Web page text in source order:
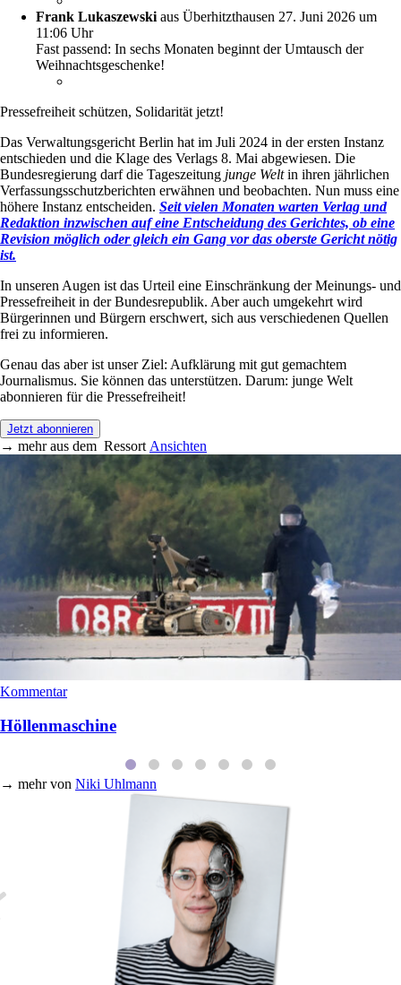
Frank Lukaszewski aus Überhitzthausen 27. Juni 2026 um
11:06 Uhr
Fast passend: In sechs Monaten beginnt der Umtausch der
Weihnachtsgeschenke!
Pressefreiheit schützen, Solidarität jetzt!
Das Verwaltungsgericht Berlin hat im Juli 2024 in der ersten Instanz
entschieden und die Klage des Verlags 8. Mai abgewiesen. Die
Bundesregierung darf die Tageszeitung junge Weltin ihren jährlichen
Verfassungsschutzberichten erwähnen und beobachten. Nun muss eine
höhere Instanz entscheiden. Seit vielen Monaten warten Verlag und
Redaktion inzwischen auf eine Entscheidung des Gerichtes, ob eine
Revision möglich oder gleich ein Gang vor das oberste Gericht nötig
ist.
In unseren Augen ist das Urteil eine Einschränkung der Meinungs- und
Pressefreiheit in der Bundesrepublik. Aber auch umgekehrt wird
Bürgerinnen und Bürgern erschwert, sich aus verschiedenen Quellen
frei zu informieren.
Genau das aber ist unser Ziel: Aufklärung mit gut gemachtem
Journalismus. Sie können das unterstützen. Darum: junge Welt
abonnieren für die Pressefreiheit!
Jetzt abonnieren
→ mehr aus dem Ressort Ansichten
Kommentar
Höllenmaschine
→ mehr von Niki Uhlmann